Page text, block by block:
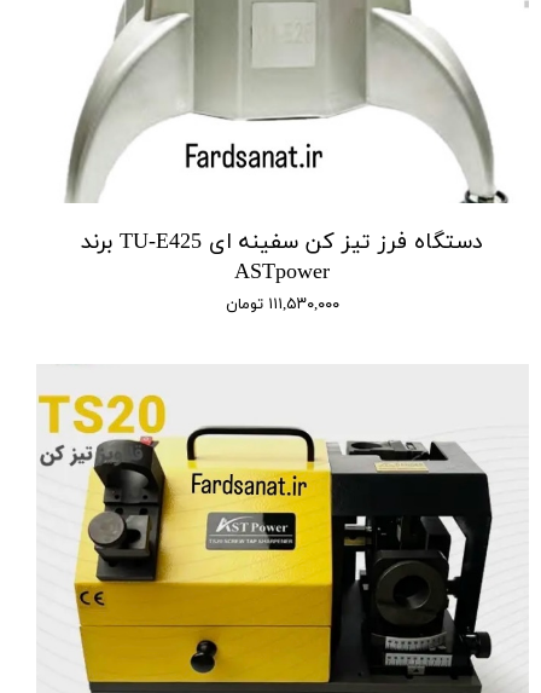
دستگاه فرز تیز کن سفینه ای TU-E425 برند
ASTpower
۱۱۱,۵۳۰,۰۰۰ تومان